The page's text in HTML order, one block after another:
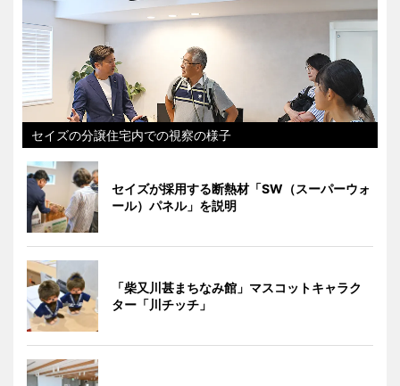
セイズの分譲住宅内での視察の様子
セイズが採用する断熱材「SW（スーパーウォ
ール）パネル」を説明
「柴又川甚まちなみ館」マスコットキャラク
ター「川チッチ」